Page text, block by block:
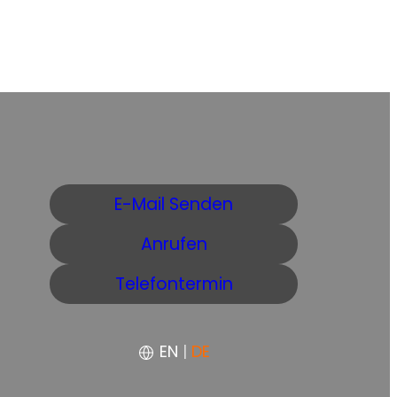
E-Mail Senden
Anrufen
Telefontermin
EN | DE